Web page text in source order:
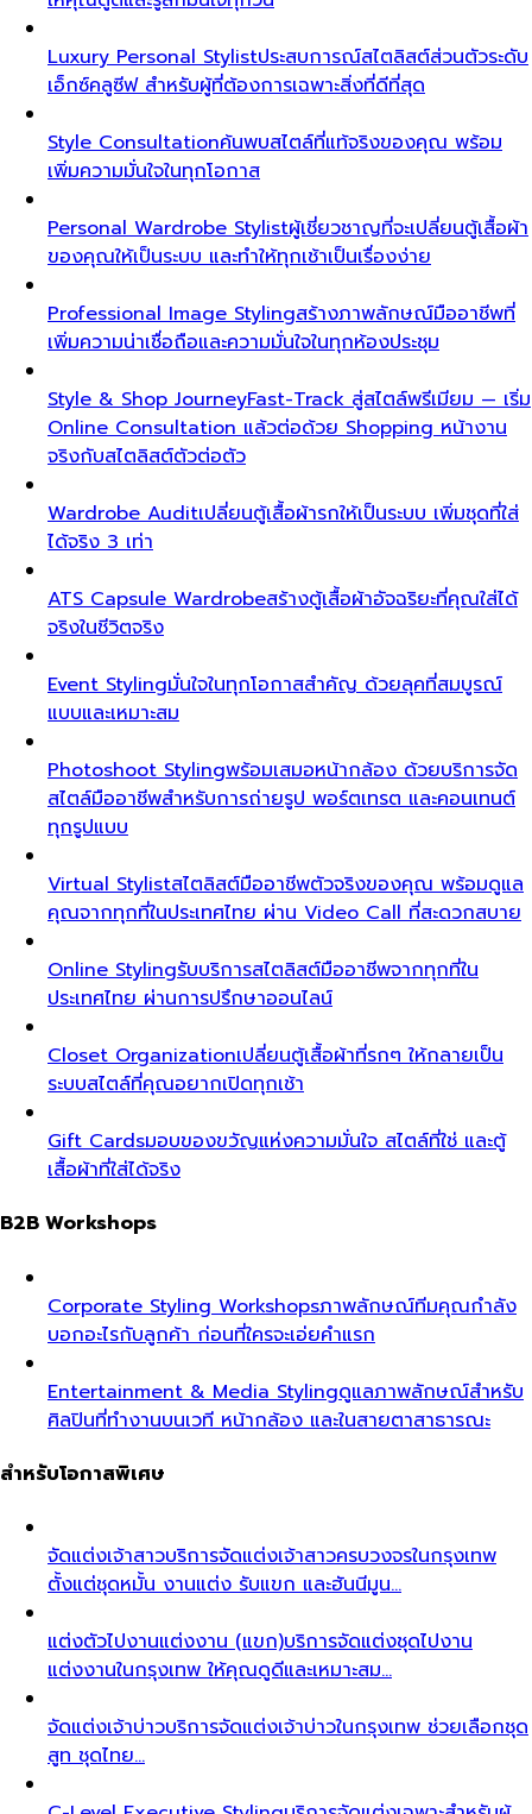
Luxury Personal Stylistประสบการณ์สไตลิสต์ส่วนตัวระดับ
เอ็กซ์คลูซีฟ สำหรับผู้ที่ต้องการเฉพาะสิ่งที่ดีที่สุด
Style Consultationค้นพบสไตล์ที่แท้จริงของคุณ พร้อม
เพิ่มความมั่นใจในทุกโอกาส
Personal Wardrobe Stylistผู้เชี่ยวชาญที่จะเปลี่ยนตู้เสื้อผ้า
ของคุณให้เป็นระบบ และทำให้ทุกเช้าเป็นเรื่องง่าย
Professional Image Stylingสร้างภาพลักษณ์มืออาชีพที่
เพิ่มความน่าเชื่อถือและความมั่นใจในทุกห้องประชุม
Style & Shop JourneyFast-Track สู่สไตล์พรีเมียม — เริ่ม
Online Consultation แล้วต่อด้วย Shopping หน้างาน
จริงกับสไตลิสต์ตัวต่อตัว
Wardrobe Auditเปลี่ยนตู้เสื้อผ้ารกให้เป็นระบบ เพิ่มชุดที่ใส่
ได้จริง 3 เท่า
ATS Capsule Wardrobeสร้างตู้เสื้อผ้าอัจฉริยะที่คุณใส่ได้
จริงในชีวิตจริง
Event Stylingมั่นใจในทุกโอกาสสำคัญ ด้วยลุคที่สมบูรณ์
แบบและเหมาะสม
Photoshoot Stylingพร้อมเสมอหน้ากล้อง ด้วยบริการจัด
สไตล์มืออาชีพสำหรับการถ่ายรูป พอร์ตเทรต และคอนเทนต์
ทุกรูปแบบ
Virtual Stylistสไตลิสต์มืออาชีพตัวจริงของคุณ พร้อมดูแล
คุณจากทุกที่ในประเทศไทย ผ่าน Video Call ที่สะดวกสบาย
Online Stylingรับบริการสไตลิสต์มืออาชีพจากทุกที่ใน
ประเทศไทย ผ่านการปรึกษาออนไลน์
Closet Organizationเปลี่ยนตู้เสื้อผ้าที่รกๆ ให้กลายเป็น
ระบบสไตล์ที่คุณอยากเปิดทุกเช้า
Gift Cardsมอบของขวัญแห่งความมั่นใจ สไตล์ที่ใช่ และตู้
เสื้อผ้าที่ใส่ได้จริง
B2B Workshops
Corporate Styling Workshopsภาพลักษณ์ทีมคุณกำลัง
บอกอะไรกับลูกค้า ก่อนที่ใครจะเอ่ยคำแรก
Entertainment & Media Stylingดูแลภาพลักษณ์สำหรับ
ศิลปินที่ทำงานบนเวที หน้ากล้อง และในสายตาสาธารณะ
สำหรับโอกาสพิเศษ
จัดแต่งเจ้าสาวบริการจัดแต่งเจ้าสาวครบวงจรในกรุงเทพ
ตั้งแต่ชุดหมั้น งานแต่ง รับแขก และฮันนีมูน…
แต่งตัวไปงานแต่งงาน (แขก)บริการจัดแต่งชุดไปงาน
แต่งงานในกรุงเทพ ให้คุณดูดีและเหมาะสม…
จัดแต่งเจ้าบ่าวบริการจัดแต่งเจ้าบ่าวในกรุงเทพ ช่วยเลือกชุด
สูท ชุดไทย…